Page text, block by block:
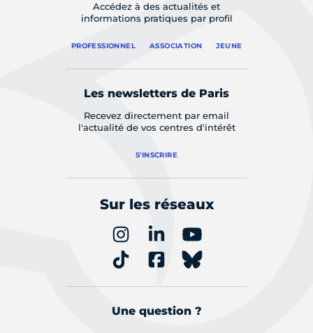
Accédez à des actualités et
informations pratiques par profil
PROFESSIONNEL ASSOCIATION JEUNE
Les newsletters de Paris
Recevez directement par email
l'actualité de vos centres d'intérêt
S'INSCRIRE
Sur les réseaux
Une question ?